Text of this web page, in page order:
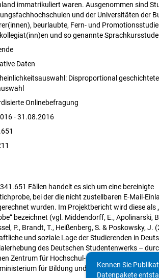
immatrikuliert waren. Ausgenommen sind
und der Universitäten der
beurlaubte, Fern- und
und so genannte
Daten
Disproportional geschichtete
Onlinebefragung
- 31.08.2016
Fällen handelt es sich um eine bereinigte
bei der die nicht zustellbaren E-Mail-
wurden. Im Projektbericht wird diese als
bezeichnet (vgl. Middendorff, E., Apolinarski,
P., Brandt, T., Heißenberg, S. & Poskowsky, J.
und soziale Lage der Studierenden in
des Deutschen Studentenwerks –
Zentrum für Hochschul- und
für Bildung und Forschung (BMBF), S.
Kennen Sie
Datenpakete